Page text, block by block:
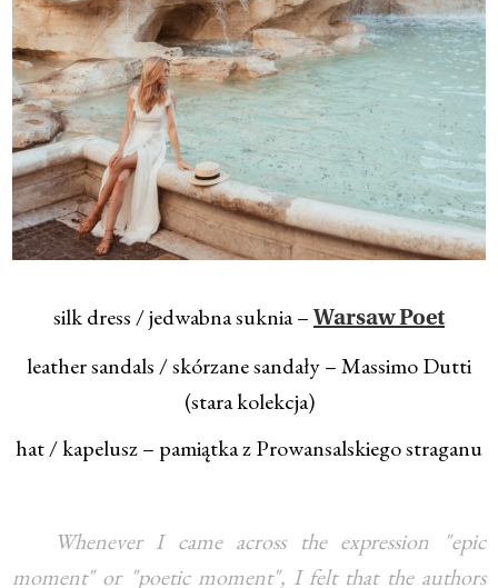
silk dress / jedwabna suknia –Warsaw Poet
leather sandals / skórzane sandały – Massimo Dutti
(stara kolekcja)
hat / kapelusz – pamiątka z Prowansalskiego straganu
Whenever I came across the expression "epic
moment" or "poetic moment", I felt that the authors